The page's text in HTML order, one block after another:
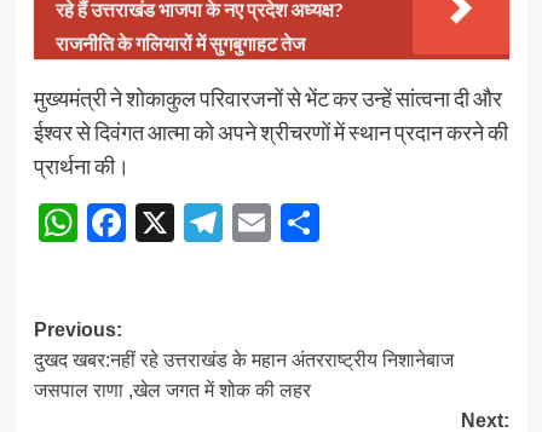
रहे हैं उत्तराखंड भाजपा के नए प्रदेश अध्यक्ष?
राजनीति के गलियारों में सुगबुगाहट तेज
मुख्यमंत्री ने शोकाकुल परिवारजनों से भेंट कर उन्हें सांत्वना दी और
ईश्वर से दिवंगत आत्मा को अपने श्रीचरणों में स्थान प्रदान करने की
प्रार्थना की।
WhatsApp
Facebook
X Telegram
EmailShare
Post
navigation
Previous:
दुखद खबर:नहीं रहे उत्तराखंड के महान अंतरराष्ट्रीय निशानेबाज
जसपाल राणा ,खेल जगत में शोक की लहर
Next: